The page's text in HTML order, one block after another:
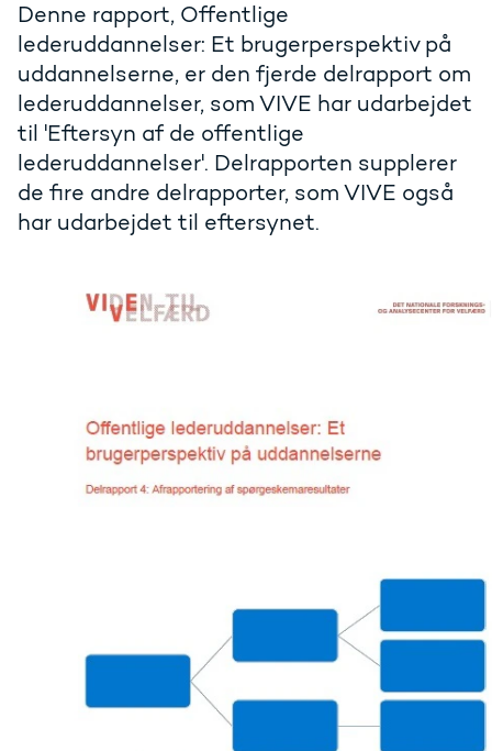
Denne rapport, Offentlige
lederuddannelser: Et brugerperspektiv på
uddannelserne, er den fjerde delrapport om
lederuddannelser, som VIVE har udarbejdet
til 'Eftersyn af de offentlige
lederuddannelser'. Delrapporten supplerer
de fire andre delrapporter, som VIVE også
har udarbejdet til eftersynet.